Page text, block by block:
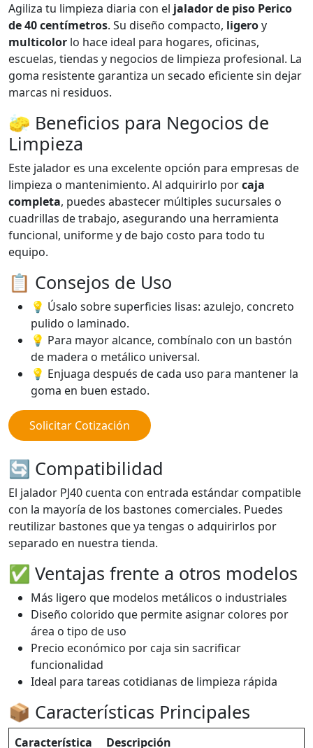
Agiliza tu limpieza diaria con el jalador de piso Perico
de 40 centímetros. Su diseño compacto, ligeroy
multicolor lo hace ideal para hogares, oficinas,
escuelas, tiendas y negocios de limpieza profesional. La
goma resistente garantiza un secado eficiente sin dejar
marcas ni residuos.
🧽 Beneficios para Negocios de
Limpieza
Este jalador es una excelente opción para empresas de
limpieza o mantenimiento. Al adquirirlo porcaja
completa, puedes abastecer múltiples sucursales o
cuadrillas de trabajo, asegurando una herramienta
funcional, uniforme y de bajo costo para todo tu
equipo.
📋 Consejos de Uso
💡 Úsalo sobre superficies lisas: azulejo, concreto
pulido o laminado.
💡 Para mayor alcance, combínalo con un bastón
de madera o metálico universal.
💡 Enjuaga después de cada uso para mantener la
goma en buen estado.
Solicitar Cotización
🔄 Compatibilidad
El jalador PJ40 cuenta con entrada estándar compatible
con la mayoría de los bastones comerciales. Puedes
reutilizar bastones que ya tengas o adquirirlos por
separado en nuestra tienda.
✅ Ventajas frente a otros modelos
Más ligero que modelos metálicos o industriales
Diseño colorido que permite asignar colores por
área o tipo de uso
Precio económico por caja sin sacrificar
funcionalidad
Ideal para tareas cotidianas de limpieza rápida
📦 Características Principales
Característica Descripción